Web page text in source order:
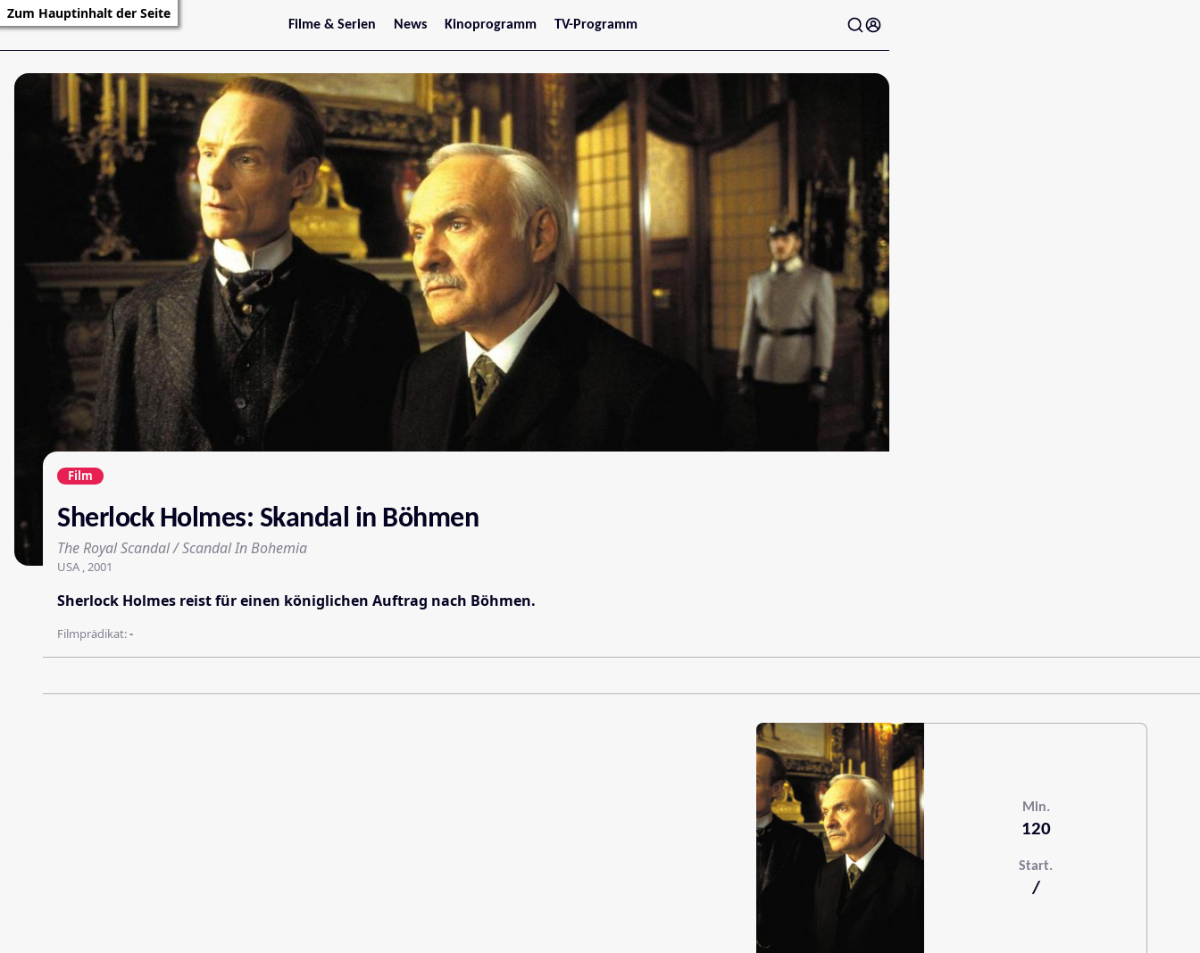
Zum Hauptinhalt der Seite
Filme & Serien
Trailer
Filmarchiv
Serienarchiv
News
Stars
Kinoprogramm
Jetzt im Kino
Wien
Niederösterreich
Oberösterreich
Steiermark
Burgenland
Salzburg
Tirol
Vorarlberg
TV-Programm
Film
Sherlock Holmes: Skandal in Böhmen
The Royal Scandal / Scandal In Bohemia
USA , 2001
Sherlock Holmes reist für einen königlichen Auftrag nach Böhmen.
Filmprädikat:-
Min.
120
Start.
/